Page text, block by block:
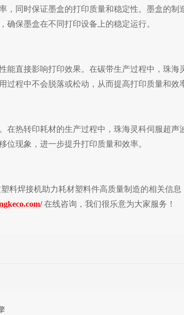
，同时保证墨盒的打印质量和稳定性。墨盒的制
保墨盒在不同打印设备上的稳定运行。
能直接影响打印效果。在碳带生产过程中， 珠海
程中不会脱落或松动，从而提高打印质量和效
在热转印耗材的生产过程中， 珠海灵科伺服超声
位现象，进一步提升打印质量和效率。
料焊接机助力耗材塑料件高质量制造的相关信
在线咨询，我们很乐意为大家服务！